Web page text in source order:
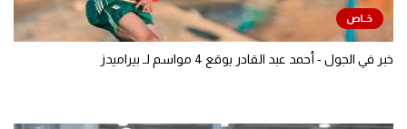
خبر في الجول - أحمد عبد القادر يوقع 4 مواسم لـ بيراميدز